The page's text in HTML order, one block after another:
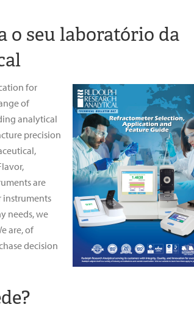
o seu laboratório da
for
of
analytical
precision
are
instruments
needs, we
are, of
decision